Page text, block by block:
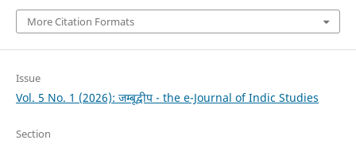
More Citation Formats
Issue
Vol. 5 No. 1 (2026): जम्बूद्वीप - the e-Journal of Indic Studies
Section